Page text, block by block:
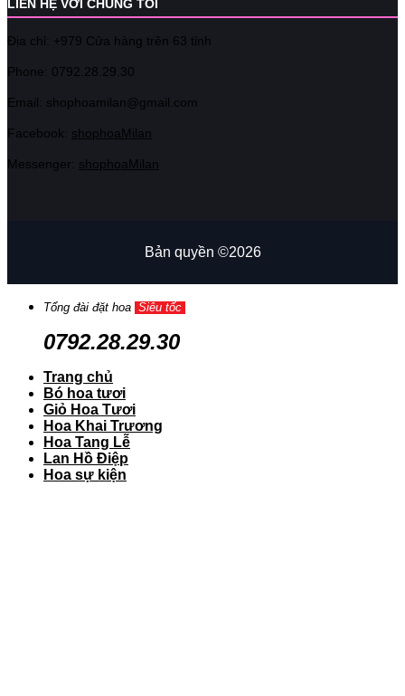
LIÊN HỆ VỚI CHÚNG TÔI
Địa chỉ: +979 Cửa hàng trên 63 tỉnh
Phone: 0792.28.29.30
Email: shophoamilan@gmail.com
Facebook: shophoaMilan
Messenger: shophoaMilan
Bản quyền ©2026
Tổng đài đặt hoa Siêu tốc
0792.28.29.30
Trang chủ
Bó hoa tươi
Giỏ Hoa Tươi
Hoa Khai Trương
Hoa Tang Lễ
Lan Hồ Điệp
Hoa sự kiện